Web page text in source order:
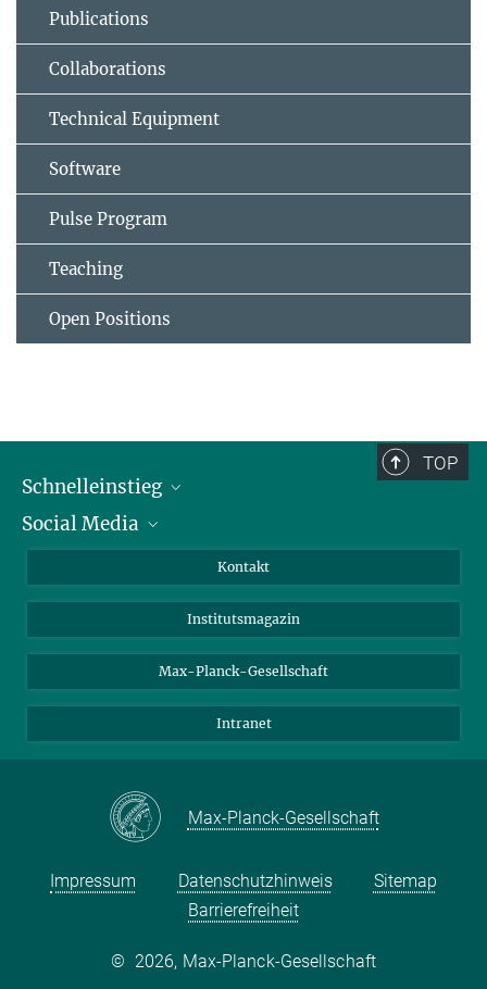
Publications
Collaborations
Technical Equipment
Software
Pulse Program
Teaching
Open Positions
TOP
Schnelleinstieg
Alumni
Schulen
Studierende
Social Media
Facebook
YouTube
Kontakt
Institutsmagazin
Max-Planck-Gesellschaft
Intranet
Max-Planck-Gesellschaft
Impressum Datenschutzhinweis
Sitemap
Barrierefreiheit
© 2026, Max-Planck-Gesellschaft